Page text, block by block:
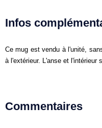
Infos
Ce mug est vendu à l'unité,
à l'extérieur. L'anse et l'intérieur
Commentaires